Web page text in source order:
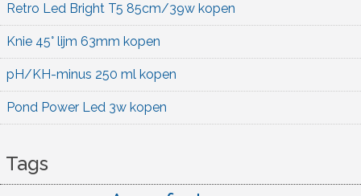
Retro Led Bright T5 85cm/39w kopen
Knie 45° lijm 63mm kopen
pH/KH-minus 250 ml kopen
Pond Power Led 3w kopen
Tags